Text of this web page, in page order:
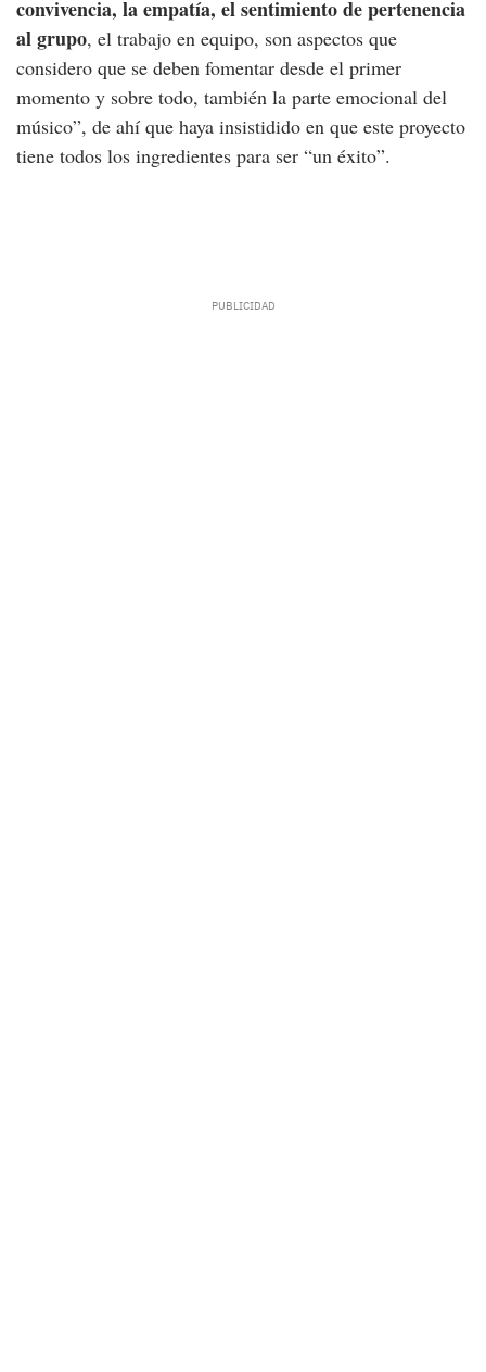
convivencia, la empatía, el sentimiento de pertenencia
al grupo, el trabajo en equipo, son aspectos que
considero que se deben fomentar desde el primer
momento y sobre todo, también la parte emocional del
músico”, de ahí que haya insistidido en que este proyecto
tiene todos los ingredientes para ser “un éxito”.